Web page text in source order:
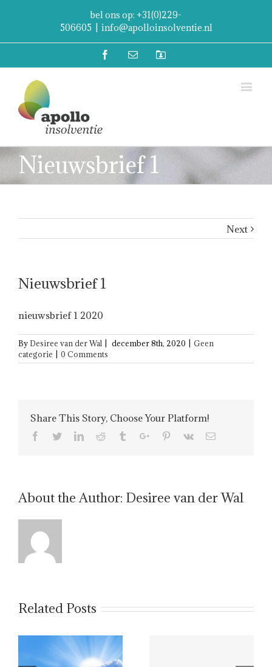
bel ons op: +31(0)229-
506605
info@apolloinsolventie.nl
FacebookEmailMijn
Nieuwsbrief 1
Next
Nieuwsbrief 1
nieuwsbrief 1 2020
By Desiree van der Wal december 8th, 2020
Geen
categorie
0 Comments
Share This Story, Choose Your Platform!
Facebook
TwitterLinkedinReddit TumblrGoogle+Pinterest
Vk Email
About the Author: Desiree van der Wal
Related Posts